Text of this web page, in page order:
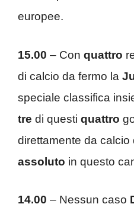
europee.
15.00 – Con quattro
di calcio da fermo la
speciale classifica
tre di questi quattro
direttamente da calcio
assoluto in questo
14.00 – Nessun caso